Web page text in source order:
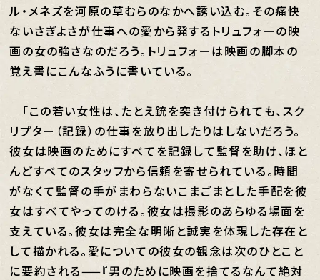
ル・メネズを河原の草むらのなかへ誘い込む。その痛快
ないさぎよさが仕事への愛から発するトリュフォーの映
画の女の強さなのだろう。トリュフォーは映画の脚本の
覚え書にこんなふうに書いている。
「この若い女性は、たとえ銃を突き付けられても、スク
リプター（記録）の仕事を放り出したりはしないだろう。
彼女は映画のためにすべてを記録して監督を助け、ほと
んどすべてのスタッフから信頼を寄せられている。時間
がなくて監督の手がまわらないこまごまとした手配を彼
女はすべてやってのける。彼女は撮影のあらゆる場面を
支えている。彼女は完全な明晰と誠実を体現した存在と
して描かれる。愛についての彼女の観念は次のひとこと
に要約される——『男のために映画を捨てるなんて絶対